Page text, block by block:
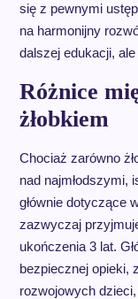
się z pewnymi
na harmonijny
dalszej edukacji,
Różnice
żłobkiem
Chociaż zarówno
nad najmłodszymi,
głównie dotyczące
zazwyczaj
ukończenia 3 lat.
bezpiecznej opieki,
rozwojowych